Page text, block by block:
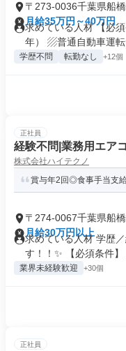
〒273-0036千葉県船
月給35万円～40万円
求めている人材 【必
年） ▨普通自動車運転
学歴不問 転勤なし +12個
正社員
経験不問|業務用エア
株式会社ハイテクノ
賞与年2回◎食事手当支
〒274-0067千葉県船
月給30万円以上
求めている人材 学歴
す！！✨ 【必須条件】
業界未経験歓迎 +30個
正社員